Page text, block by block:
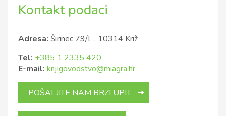
Kontakt podaci
Adresa: Širinec 79/L , 10314 Križ
Tel: +385 1 2335 420
E-mail: knjigovodstvo@miagra.hr
POŠALJITE NAM BRZI UPIT